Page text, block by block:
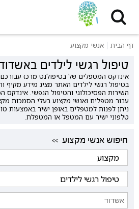
דף הבית אנשי מקצוע
טיפול רגשי לילדים
אינדקס המטפלים של בטיפולנט מרכז
בטיפול רגשי לילדים האתר מציג מידע מקיף
השירות הפסיכולוגי והטיפול הנפשי. אינדקס
עבור מטפלים ואנשי מקצוע בעלי הסמכות
ניתן לפנות למטפלים באופן ישיר באמצעות
טלפוני ישיר עם המטפל או המטפלת.
<< חיפוש אנשי מקצוע